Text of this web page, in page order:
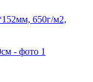
650г/м2,